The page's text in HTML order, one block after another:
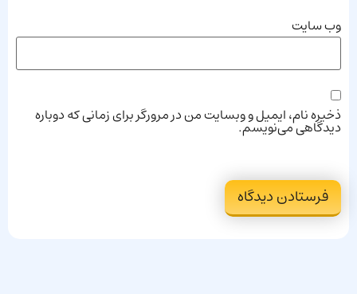
وب‌ سایت
ذخیره نام، ایمیل و وبسایت من در مرورگر برای زمانی که دوباره
دیدگاهی می‌نویسم.